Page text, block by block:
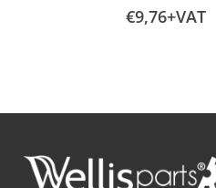
€9,76+VAT